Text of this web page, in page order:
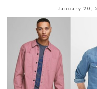
January 20,